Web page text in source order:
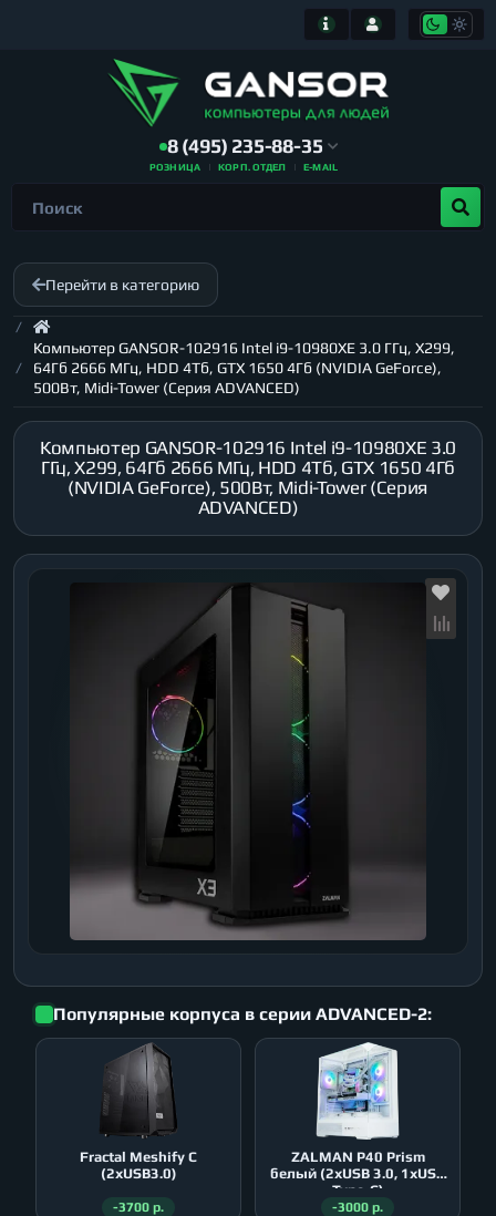
8 (495) 235-88-35
РОЗНИЦА КОРП. ОТДЕЛ E-MAIL
Перейти в категорию
Компьютер GANSOR-102916 Intel i9-10980XE 3.0 ГГц, X299,
64Гб 2666 МГц, HDD 4Тб, GTX 1650 4Гб (NVIDIA GeForce),
500Вт, Midi-Tower (Серия ADVANCED)
Компьютер GANSOR-102916 Intel i9-10980XE 3.0
ГГц, X299, 64Гб 2666 МГц, HDD 4Тб, GTX 1650 4Гб
(NVIDIA GeForce), 500Вт, Midi-Tower (Серия
ADVANCED)
Популярные корпуса в серии ADVANCED-2:
Fractal Meshify C
(2xUSB3.0)
-3700 р.
ZALMAN P40 Prism
белый (2xUSB 3.0, 1xUSB
Type-C)
-3000 р.